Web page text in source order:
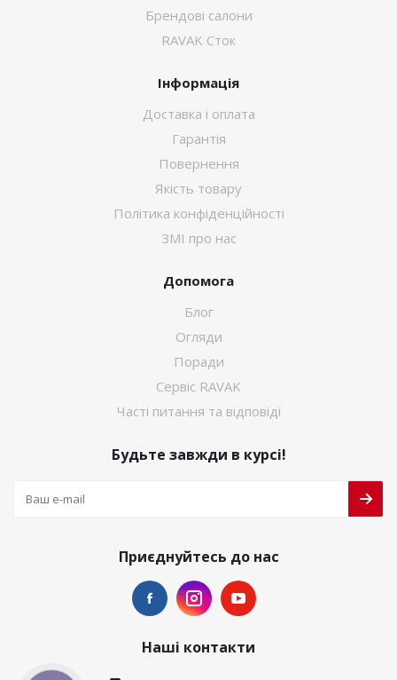
Брендові салони
RAVAK Сток
Інформація
Доставка і оплата
Гарантія
Повернення
Якість товару
Політика конфіденційності
ЗМІ про нас
Допомога
Блог
Огляди
Поради
Сервіс RAVAK
Часті питання та відповіді
Будьте завжди в курсі!
Приєднуйтесь до нас
Наші контакти